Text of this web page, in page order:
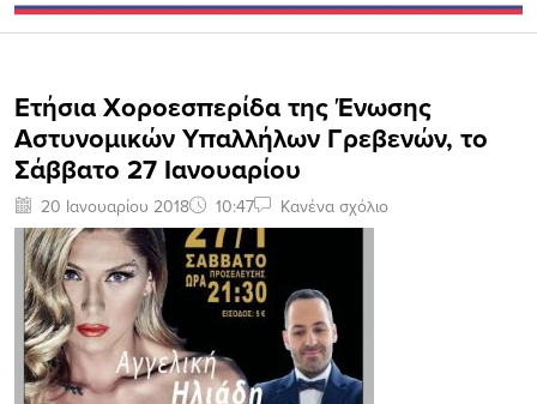
Ετήσια Χοροεσπερίδα της Ένωσης
Αστυνομικών Υπαλλήλων Γρεβενών, το
Σάββατο 27 Ιανουαρίου
20 Ιανουαρίου 2018 10:47 Κανένα σχόλιο